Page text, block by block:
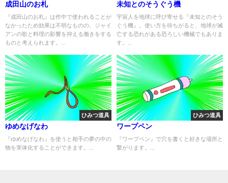
成田山のお札
『成田山のお札』は作中で使われることが
なかったため効果は不明なものの、ジャイ
アンの歌と料理の影響を抑える働きをする
ものと考えられます。...
未知とのそうぐう機
宇宙人を地球に呼び寄せる『未知とのそう
ぐう機』。使い方を待ちがると、地球が滅
亡する恐れがある恐ろしい機械でもありま
す。...
ひみつ道具
ゆめなげなわ
『ゆめなげなわ』を使うと相手の夢の中の
物を実体化することができます。...
ひみつ道具
ワープペン
『ワープペン』で穴を書くと好きな場所と
繋がります。...